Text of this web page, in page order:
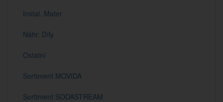
Instal. Mater
Náhr. Díly
Ostatní
Sortiment MOVIDA
Sortiment SODASTREAM